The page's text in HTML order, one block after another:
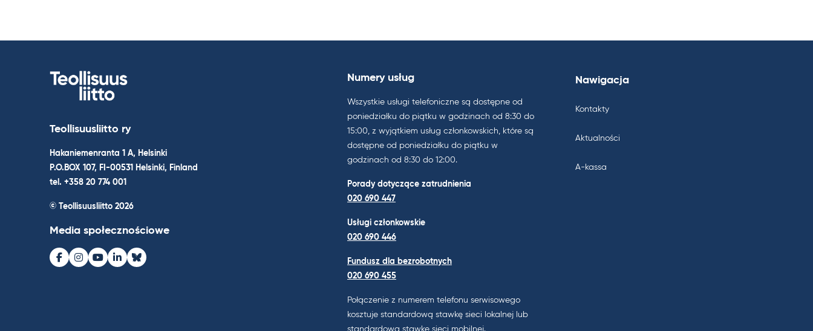
Teollisuusliitto ry
Hakaniemenranta 1 A, Helsinki
P.O.BOX 107, FI-00531 Helsinki, Finland
tel. +358 20 774 001
© Teollisuusliitto 2026
Media społecznościowe
Facebook
Instagram
Youtube
LinkedInBluesky
Numery usług
Wszystkie usługi telefoniczne są dostępne od
poniedziałku do piątku w godzinach od 8:30 do
15:00, z wyjątkiem usług członkowskich, które są
dostępne od poniedziałku do piątku w
godzinach od 8:30 do 12:00.
Porady dotyczące zatrudnienia
020 690 447
Usługi członkowskie
020 690 446
Fundusz dla bezrobotnych
020 690 455
Połączenie z numerem telefonu serwisowego
kosztuje standardową stawkę sieci lokalnej lub
standardową stawkę sieci mobilnej.
Nawigacja
Kontakty
Aktualności
A-kassa